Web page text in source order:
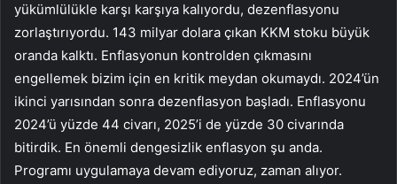
yükümlülükle karşı karşıya kalıyordu, dezenflasyonu
zorlaştırıyordu. 143 milyar dolara çıkan KKM stoku büyük
oranda kalktı. Enflasyonun kontrolden çıkmasını
engellemek bizim için en kritik meydan okumaydı. 2024’ün
ikinci yarısından sonra dezenflasyon başladı. Enflasyonu
2024’ü yüzde 44 civarı, 2025’i de yüzde 30 civarında
bitirdik. En önemli dengesizlik enflasyon şu anda.
Programı uygulamaya devam ediyoruz, zaman alıyor.